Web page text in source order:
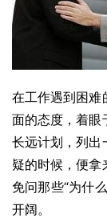
在工作遇到困难
面的态度，着眼
长远计划，列出
疑的时候，便拿
免问那些“为什
开阔。